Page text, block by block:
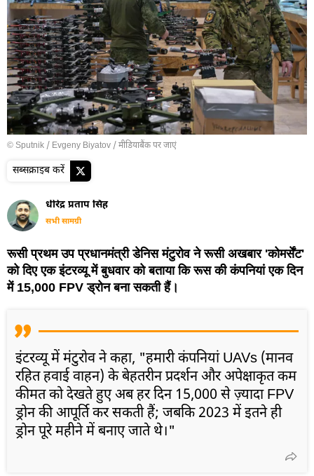
© Sputnik / Evgeny Biyatov /मीडियाबैंक पर जाएं
सब्सक्राइब करें
धीरेंद्र प्रताप सिंह
सभी सामग्री
रूसी प्रथम उप प्रधानमंत्री डेनिस मंटुरोव ने रूसी अखबार 'कोमर्सेंट'
को दिए एक इंटरव्यू में बुधवार को बताया कि रूस की कंपनियां एक दिन
में 15,000 FPV ड्रोन बना सकती हैं।
इंटरव्यू में मंटुरोव ने कहा, "हमारी कंपनियां UAVs (मानव
रहित हवाई वाहन) के बेहतरीन प्रदर्शन और अपेक्षाकृत कम
कीमत को देखते हुए अब हर दिन 15,000 से ज़्यादा FPV
ड्रोन की आपूर्ति कर सकती हैं; जबकि 2023 में इतने ही
ड्रोन पूरे महीने में बनाए जाते थे।"